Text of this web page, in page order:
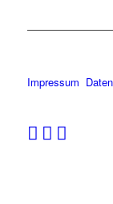
Impressum